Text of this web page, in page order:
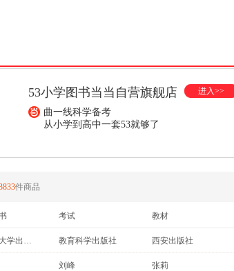
53小学图书当当自营旗舰店 进入>>
曲一线科学备考
从小学到高中一套53就够了
件商品
考试 教材
社会科学 中小学教科书
首都师范大学出版社 教育科学出版社 西安出版社
版社
山东大学出版社 安徽大学出版社
刘峰 张莉